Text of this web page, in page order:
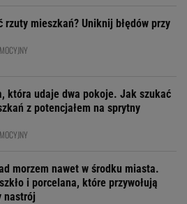
rzuty mieszkań? Uniknij błędów przy
która udaje dwa pokoje. Jak szukać
z potencjałem na sprytny
morzem nawet w środku miasta.
i porcelana, które przywołują
nastrój